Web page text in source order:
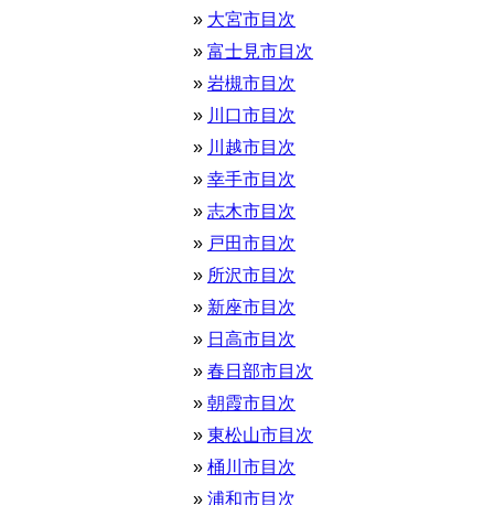
大宮市目次
富士見市目次
岩槻市目次
川口市目次
川越市目次
幸手市目次
志木市目次
戸田市目次
所沢市目次
新座市目次
日高市目次
春日部市目次
朝霞市目次
東松山市目次
桶川市目次
浦和市目次